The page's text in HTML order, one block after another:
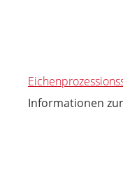
Informationen